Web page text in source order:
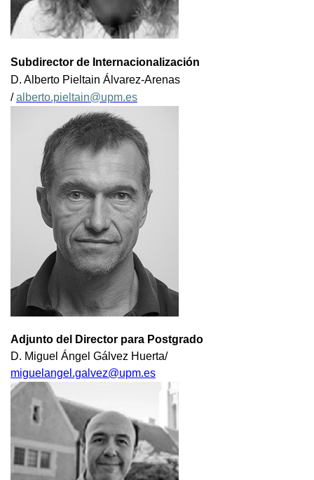
Subdirector de Internacionalización
D. Alberto Pieltain Álvarez-Arenas
/alberto.pieltain@upm.es
Adjunto del Director para Postgrado
D. Miguel Ángel Gálvez Huerta/
miguelangel.galvez@upm.es